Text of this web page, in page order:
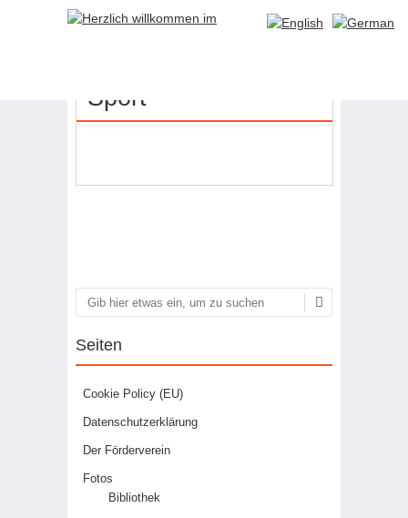
Sport
Suchen
Seiten
Cookie Policy (EU)
Datenschutzerklärung
Der Förderverein
Fotos
Bibliothek